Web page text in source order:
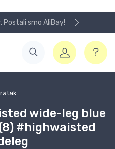
Postali smo AliBay!
wide-leg blue
#highwaisted